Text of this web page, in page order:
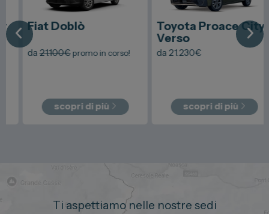
FiatDoblò
21.100€promo in corso!
scopri di più
ToyotaProace City
Verso
21.230€
scopri di più
Ti aspettiamo nelle nostre sedi